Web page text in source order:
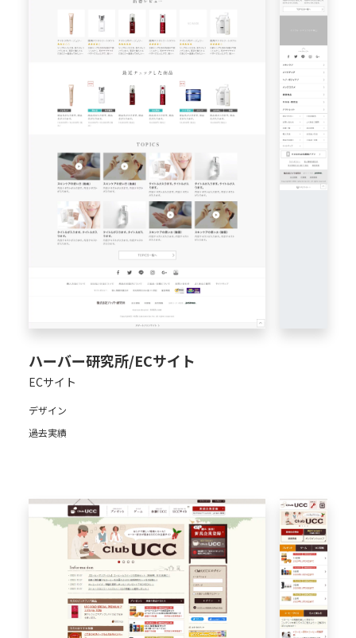
ハーバー研究所/ECサイト
ECサイト
デザイン
過去実績